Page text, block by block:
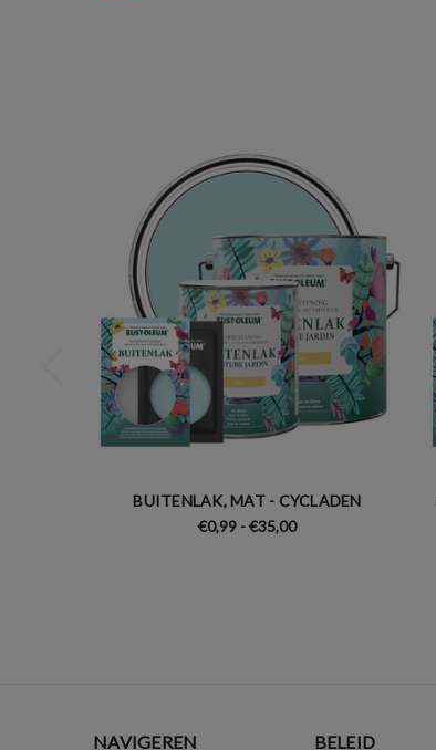
BUITENLAK, MAT - CYCLADEN
€0,99 - €35,00
NAVIGEREN BELEID